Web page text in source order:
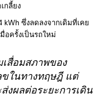
กลี้ยง
kWh ซึ่งลดลงจากเดิมที่เคย
อครั้งเป็นรถใหม่
สื่อมสภาพของ
ขในทางทฤษฎี แต่
งผลต่อระยะการเดิน